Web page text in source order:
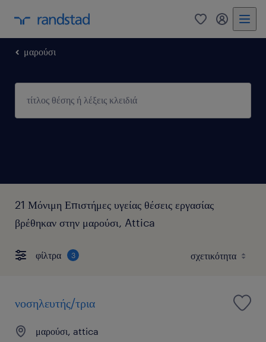
0 my
μαρούσι
21 Μόνιμη Επιστήμες υγείας θέσεις εργασίας
βρέθηκαν στην μαρούσι, Attica
φίλτρα 3
νοσηλευτής/τρια
μαρούσι, attica